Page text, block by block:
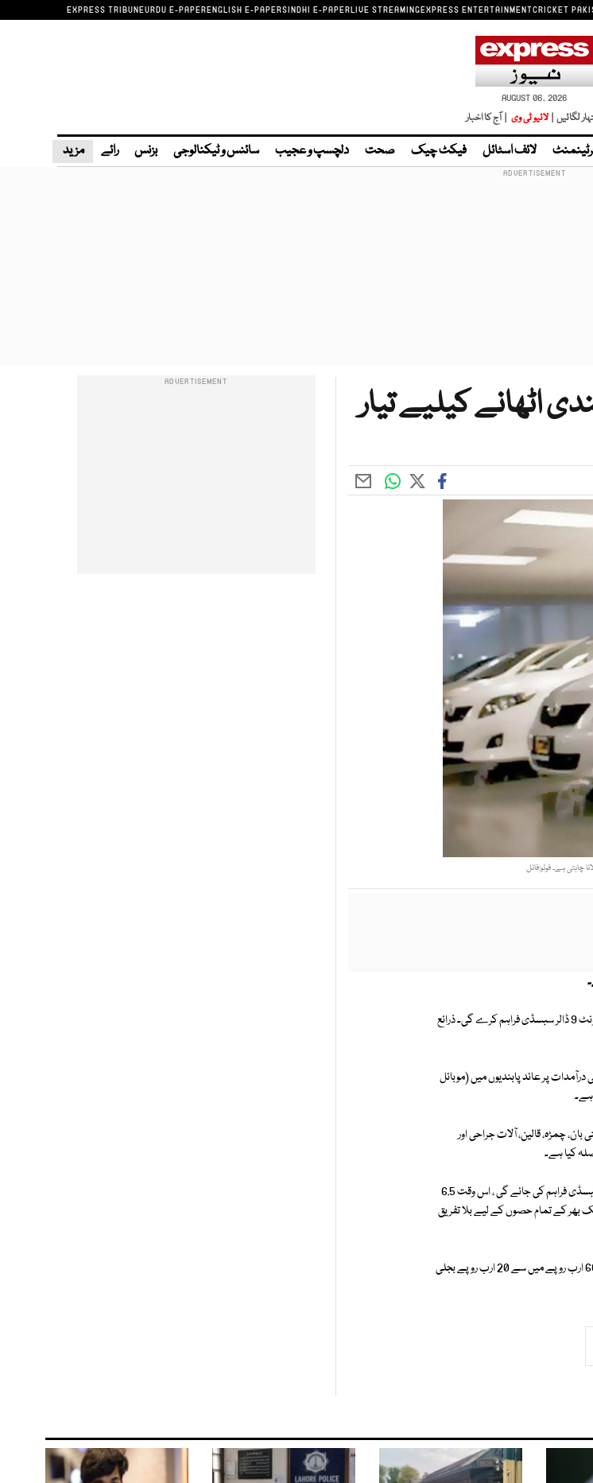
EXPRESS TRIBUNEURDU E-PAPERENGLISH E-PAPERSINDHI E-PAPERLIVE STREAMINGEXPRESS ENTERTAINMENTCRICKET
AUGUST 06, 2026
لگائیں | لائیو ٹی وی | آج کا اخبار
لائف اسٹائل فیکٹ چیک صحت دلچسپ و عجیب سائنس و ٹیکنالوجی بزنس رائے مزید
اٹھانے کیلیے تیار
ہے۔ فوٹو:فائل
ملک کی برآمدات کو مسابقتی بنانے کیلیے رواں مالی سال کے دوران بجلی پر فی یونٹ 9 سینٹ اور گیس پر فی یونٹ 9 ڈالر سبسڈی فراہم کرے گی۔ ذرائع
کو کلیئر کر کے 85 میں سے زیادہ تر اشیا کی درآمدات پر عائد پابندیوں میں (موبائل
ہے۔
ساتھ مشاورت کے ساتھ وزارت تجارت نے 5 برآمدی شعبوں یعنی بان، چمڑہ، قالین، آلات جراحی اور
اس کے علاوہ، درآمد شدہ اور ری گیسیفائیڈ مائع قدرتی گیس (آر ایل این جی) بھی ان شعبوں کو 9 ڈالر فی یونٹ سبسڈی فراہم کی جائے گی ، اس وقت 6.5
فراہم کی جا رہی ہے اور یہ شرح ان تمام 5 شعبوں کے لیے ملک بھر کے تمام حصوں کے لیے بلا تفریق
حکومت پہلے ہی بجٹ میں رعایتی ٹیرف پر توانائی کی فراہمی کے لیے60 ارب روپے مختص کر چکی ہے ، ان 60 ارب روپے میں سے 20 ارب روپے بجلی